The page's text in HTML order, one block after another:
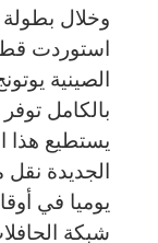
بالكامل
يستطيع هذا
يوميا في
شبكة